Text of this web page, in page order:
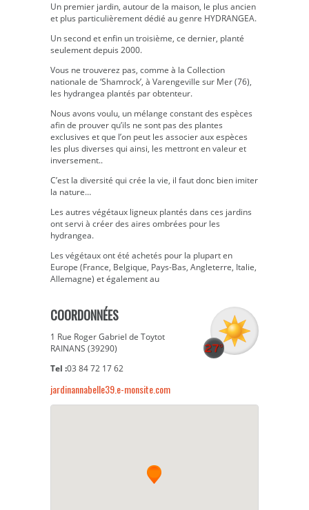
Un premier jardin, autour de la maison, le plus ancien
et plus particulièrement dédié au genre HYDRANGEA.
Un second et enfin un troisième, ce dernier, planté
seulement depuis 2000.
Vous ne trouverez pas, comme à la Collection
nationale de ‘Shamrock’, à Varengeville sur Mer (76),
les hydrangea plantés par obtenteur.
Nous avons voulu, un mélange constant des espèces
afin de prouver qu’ils ne sont pas des plantes
exclusives et que l’on peut les associer aux espèces
les plus diverses qui ainsi, les mettront en valeur et
inversement..
C’est la diversité qui crée la vie, il faut donc bien imiter
la nature…
Les autres végétaux ligneux plantés dans ces jardins
ont servi à créer des aires ombrées pour les
hydrangea.
Les végétaux ont été achetés pour la plupart en
Europe (France, Belgique, Pays-Bas, Angleterre, Italie,
Allemagne) et également au
COORDONNÉES
1 Rue Roger Gabriel de Toytot
RAINANS (39290)
Tel :03 84 72 17 62
jardinannabelle39.e-monsite.com